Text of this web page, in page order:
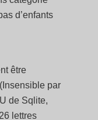
d’enfants
être
par
de Sqlite,
lettres